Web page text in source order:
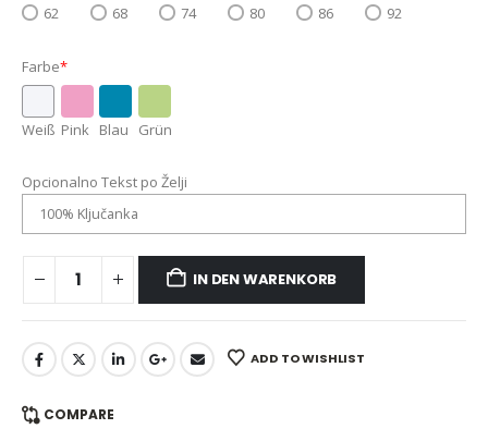
62
68 74 80 86 92
Farbe*
Weiß Pink Blau Grün
Opcionalno Tekst po Želji
IN DEN WARENKORB
ADD TO WISHLIST
COMPARE